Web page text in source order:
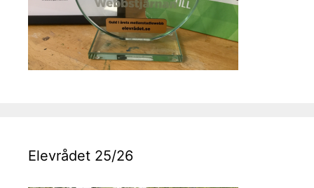
Elevrådet 25/26